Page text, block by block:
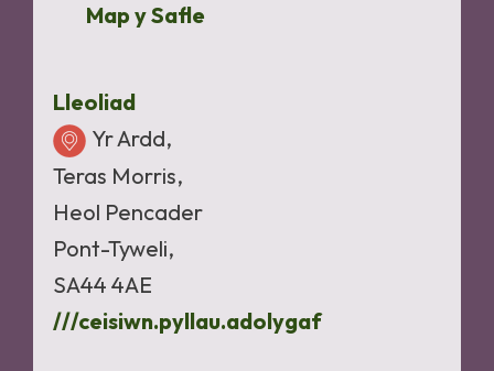
Map y Safle
Lleoliad
Yr Ardd,
Teras Morris,
Heol Pencader
Pont-Tyweli,
SA44 4AE
///ceisiwn.pyllau.adolygaf